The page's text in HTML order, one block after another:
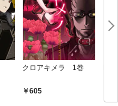
クロアキメラ 1巻
605